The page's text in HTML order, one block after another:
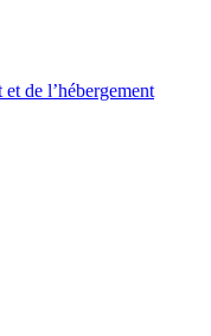
de l’hébergement